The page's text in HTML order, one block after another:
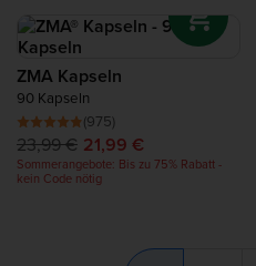
ZMA Kapseln
90 Kapseln
(975)
23,99 € 21,99 €
Sommerangebote: Bis zu 75% Rabatt -
kein Code nötig